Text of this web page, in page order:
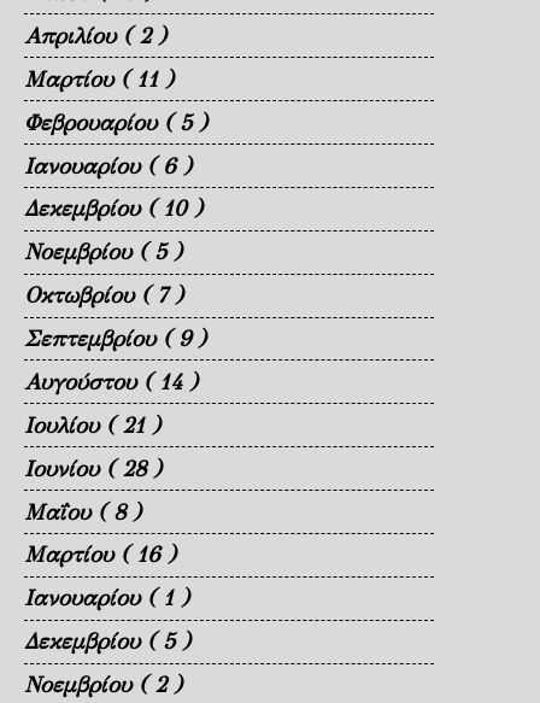
Απριλίου ( 2 )
Μαρτίου ( 11 )
Φεβρουαρίου ( 5 )
Ιανουαρίου ( 6 )
Δεκεμβρίου ( 10 )
Νοεμβρίου ( 5 )
Οκτωβρίου ( 7 )
Σεπτεμβρίου ( 9 )
Αυγούστου ( 14 )
Ιουλίου ( 21 )
Ιουνίου ( 28 )
Μαΐου ( 8 )
Μαρτίου ( 16 )
Ιανουαρίου ( 1 )
Δεκεμβρίου ( 5 )
Νοεμβρίου ( 2 )